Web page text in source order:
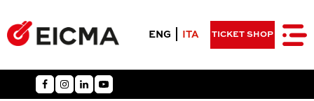
ENG ITA TICKET SHOP